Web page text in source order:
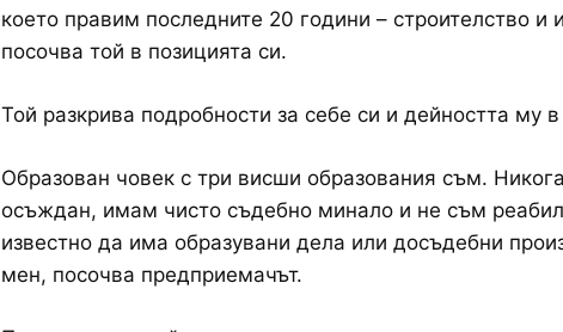
което правим последните 20 години – строителство и
посочва той в позицията си.
Той разкрива подробности за себе си и дейността му
Образован човек с три висши образования съм.
осъждан, имам чисто съдебно минало и не съм
известно да има образувани дела или досъдебни
мен, посочва предприемачът.